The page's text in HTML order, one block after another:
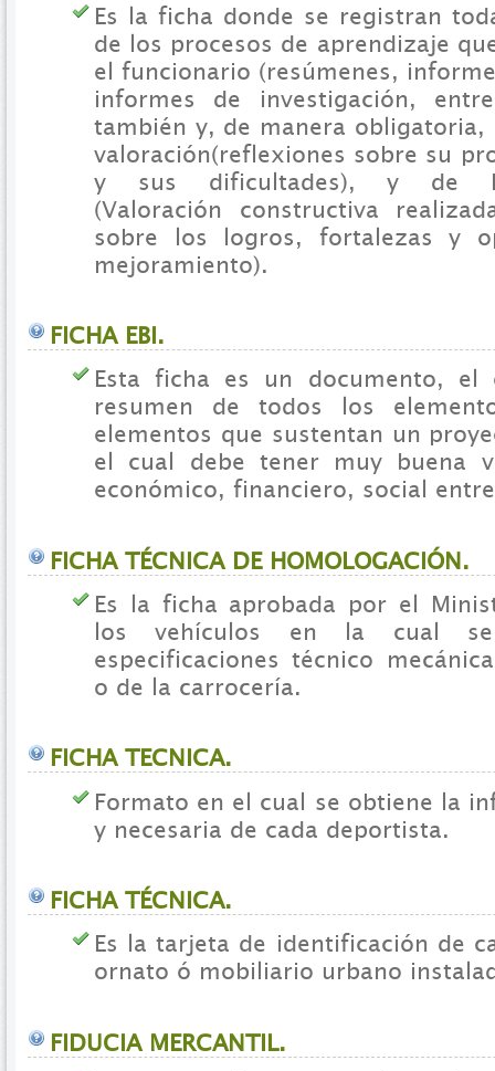
Es la ficha donde se registran
de los procesos de aprendizaje
el funcionario (resúmenes,
informes de investigación,
también y, de manera obligatoria,
valoración(reflexiones sobre su
y sus dificultades), y de
(Valoración constructiva
sobre los logros, fortalezas y
mejoramiento).
FICHA EBI.
Esta ficha es un documento, el
resumen de todos los
elementos que sustentan un
el cual debe tener muy buena
económico, financiero, social
FICHA TÉCNICA DE HOMOLOGACIÓN.
Es la ficha aprobada por el
los vehículos en la cual
especificaciones técnico
o de la carrocería.
FICHA TECNICA.
Formato en el cual se obtiene la
y necesaria de cada deportista.
FICHA TÉCNICA.
Es la tarjeta de identificación de
ornato ó mobiliario urbano
FIDUCIA MERCANTIL.